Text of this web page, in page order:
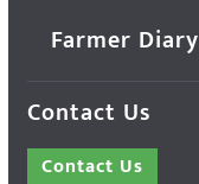
Farmer Diary
Contact Us
Contact Us